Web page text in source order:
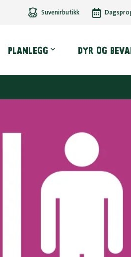
Suvenirbutikk
PLANLEGG DYR OG